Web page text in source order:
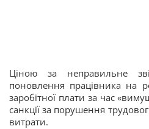
Ціною за неправильне
поновлення працівника на
заробітної плати за час
санкції за порушення
витрати.